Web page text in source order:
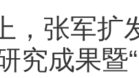
，张军扩
究成果暨